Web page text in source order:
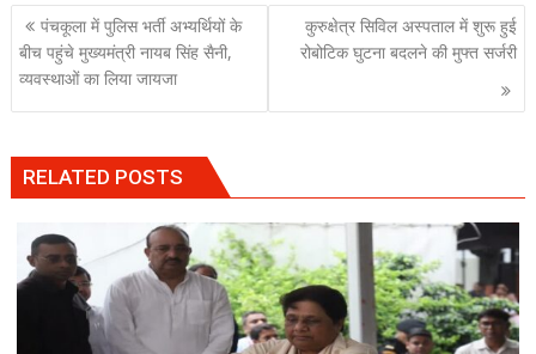
Post
navigation
पंचकूला में पुलिस भर्ती अभ्यर्थियों के
बीच पहुंचे मुख्यमंत्री नायब सिंह सैनी,
व्यवस्थाओं का लिया जायजा
कुरुक्षेत्र सिविल अस्पताल में शुरू हुई
रोबोटिक घुटना बदलने की मुफ्त सर्जरी
RELATED POSTS